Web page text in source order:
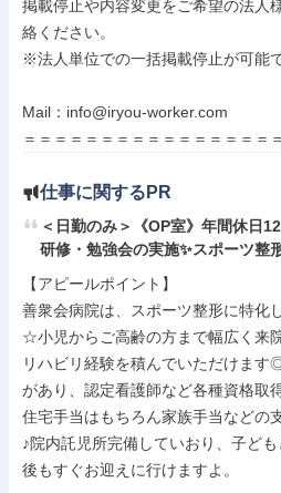
掲載停止や内容変更をご希望の法人
絡ください。
※法人単位での一括掲載停止が可能
Mail：info@iryou-worker.com
＝＝＝＝＝＝＝＝＝＝＝＝＝＝＝＝
仕事に関するPR
＜日勤のみ＞《OP室》年間休日
研修・勉強会の実施✨スポーツ整
【アピールポイント】
善衆会病院は、スポーツ整形に特化
☆小児からご高齢の方まで幅広く来
リハビリ経験を積んでいただけま
があり、認定看護師など各種資格取
住宅手当はもちろん家族手当などの
♪院内託児所完備していおり、子ど
後もすぐお迎えに行けますよ。